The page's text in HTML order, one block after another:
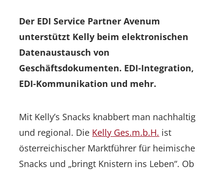
Der EDI Service Partner Avenum
unterstützt Kelly beim elektronischen
Datenaustausch von
Geschäftsdokumenten. EDI-Integration,
EDI-Kommunikation und mehr.
Mit Kelly’s Snacks knabbert man nachhaltig
und regional. Die Kelly Ges.m.b.H. ist
österreichischer Marktführer für heimische
Snacks und „bringt Knistern ins Leben“. Ob